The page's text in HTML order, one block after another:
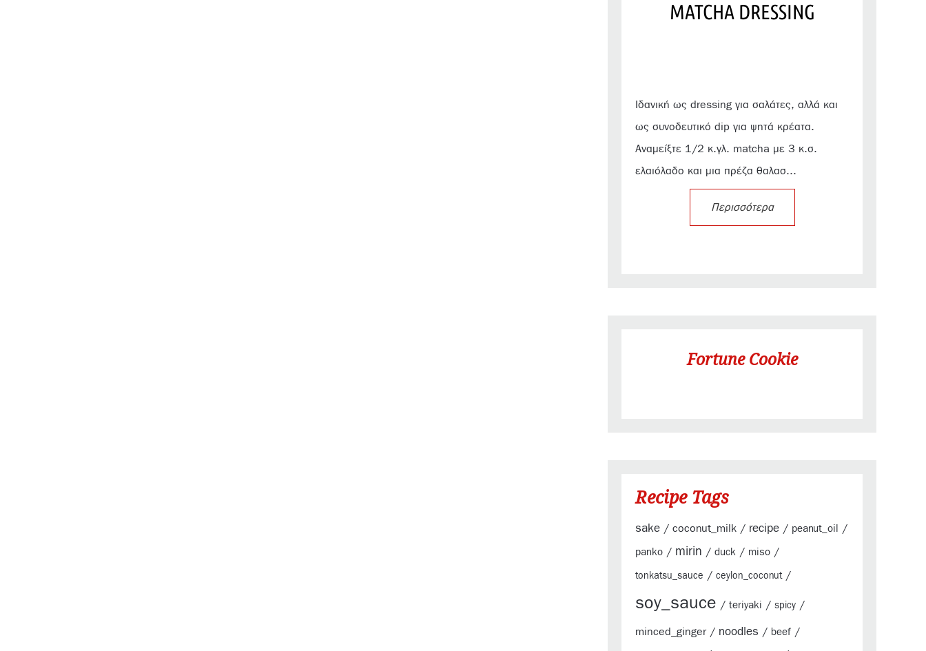
MATCHA DRESSING
Ιδανική ως dressing για σαλάτες, αλλά και
ως συνοδευτικό dip για ψητά κρέατα.
Αναμείξτε 1/2 κ.γλ. matcha με 3 κ.σ.
ελαιόλαδο και μια πρέζα θαλασ...
Περισσότερα
Fortune Cookie
Recipe Tags
sake / coconut_milk / recipe / peanut_oil /
panko / mirin / duck / miso /
tonkatsu_sauce / ceylon_coconut /
soy_sauce / teriyaki / spicy /
minced_ginger/ noodles / beef /